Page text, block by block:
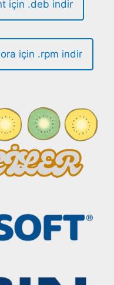
için .deb indir
için .rpm indir